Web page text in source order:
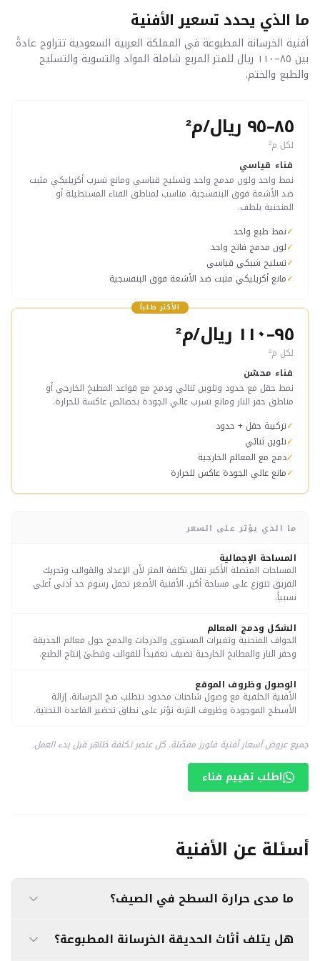
ما الذي يحدد تسعير الأفنية
أفنية الخرسانة المطبوعة في المملكة العربية السعودية تتراوح عادةً
بين ٨٥–١١٠ ريال للمتر المربع شاملة المواد والتسوية والتسليح
والطبع والختم.
٨٥–٩٥ ريال/م²
لكل م²
فناء قياسي
نمط واحد ولون مدمج واحد وتسليح قياسي ومانع تسرب أكريليكي مثبت
ضد الأشعة فوق البنفسجية. مناسب لمناطق الفناء المستطيلة أو
المنحنية بلطف.
✓نمط طبع واحد
✓لون مدمج فاتح واحد
✓تسليح شبكي قياسي
✓مانع أكريليكي مثبت ضد الأشعة فوق البنفسجية
الأكثر طلباً
٩٥–١١٠ ريال/م²
لكل م²
فناء محسّن
نمط حقل مع حدود وتلوين ثنائي ودمج مع قواعد المطبخ الخارجي أو
مناطق حفر النار ومانع تسرب عالي الجودة بخصائص عاكسة للحرارة.
✓تركيبة حقل + حدود
✓تلوين ثنائي
✓دمج مع المعالم الخارجية
✓مانع عالي الجودة عاكس للحرارة
ما الذي يؤثر على السعر
المساحة الإجمالية
المساحات المتصلة الأكبر تقلل تكلفة المتر لأن الإعداد والقوالب وتحريك
الفريق تتوزع على مساحة أكبر. الأفنية الأصغر تحمل رسوم حد أدنى أعلى
نسبياً.
الشكل ودمج المعالم
الحواف المنحنية وتغيرات المستوى والدرجات والدمج حول معالم الحديقة
وحفر النار والمطابخ الخارجية تضيف تعقيداً للقوالب وتبطئ إنتاج الطبع.
الوصول وظروف الموقع
الأفنية الخلفية مع وصول شاحنات محدود تتطلب ضخ الخرسانة. إزالة
الأسطح الموجودة وظروف التربة تؤثر على نطاق تحضير القاعدة التحتية.
جميع عروض أسعار أفنية فلورز مفصّلة. كل عنصر تكلفة ظاهر قبل بدء العمل.
اطلب تقييم فناء
أسئلة عن الأفنية
ما مدى حرارة السطح في الصيف؟
أي سطح خارجي صلب في المملكة العربية السعودية
يسخن في شمس الظهيرة المباشرة. الحل العملي هو
هل يتلف أثاث الحديقة الخرسانة المطبوعة؟